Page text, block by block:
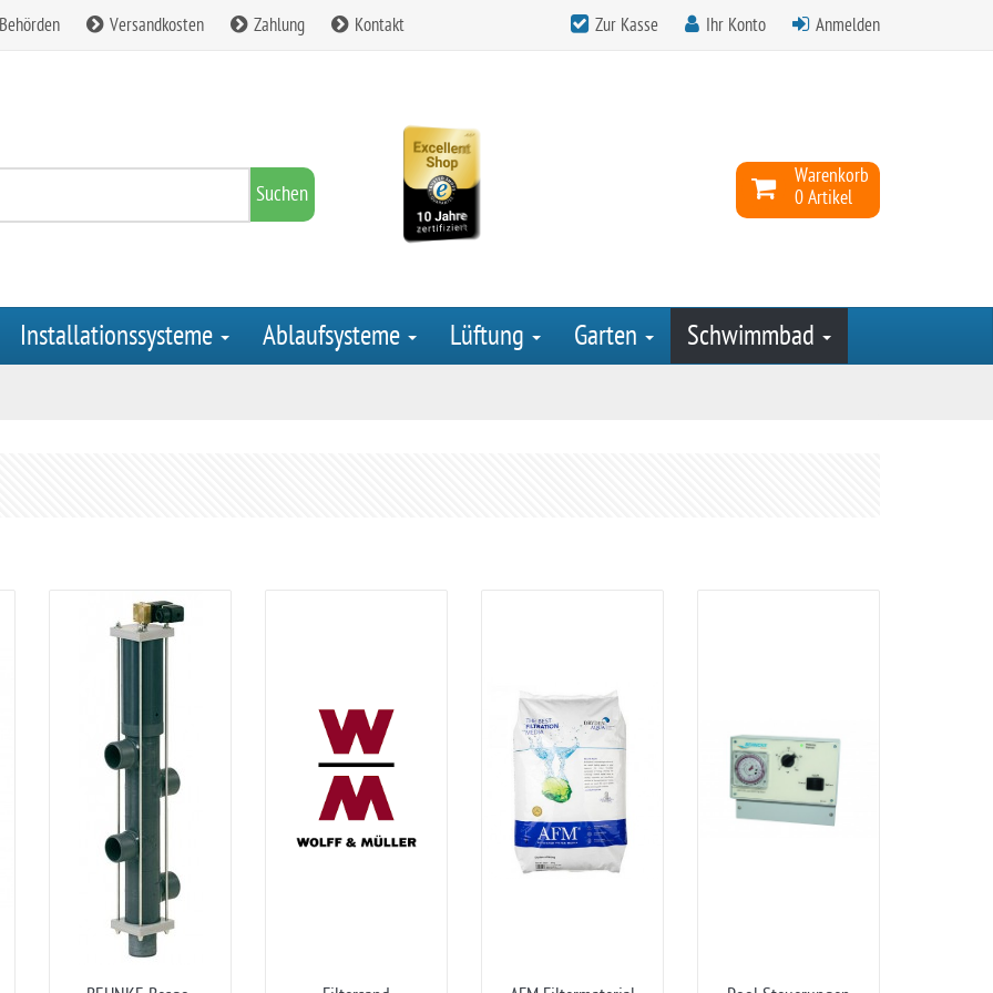
Versandkosten Zahlung Kontakt Zur Kasse Ihr Konto Anmelden
Suchen
Warenkorb
0 Artikel
Installationssysteme Ablaufsysteme Lüftung Garten Schwimmbad